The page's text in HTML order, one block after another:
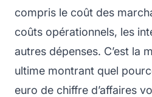
compris le coût des
coûts opérationnels, les
autres dépenses. C’est la
ultime montrant quel
euro de chiffre d’affaires